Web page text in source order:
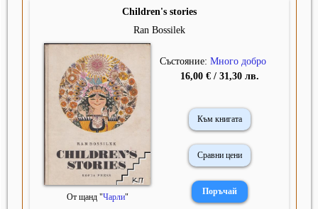
Children's stories
Ran Bossilek
От щанд "Чарли"
Състояние: Много добро
16,00 € / 31,30 лв.
Към книгата
Сравни цени